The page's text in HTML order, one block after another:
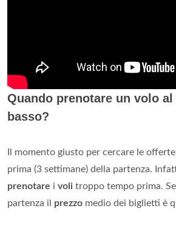
Quando prenotare un volo
basso?
Il momento giusto per cercare le
prima (3 settimane) della partenza.
prenotare i voli troppo tempo prima.
partenza il prezzo medio dei biglietti è